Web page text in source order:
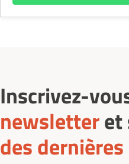
Inscrivez-
newsletteret
des